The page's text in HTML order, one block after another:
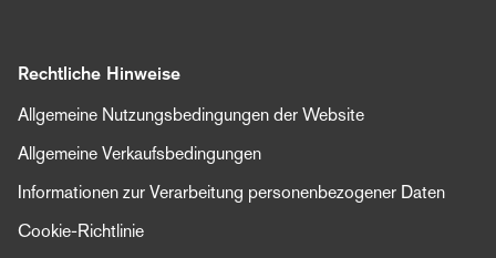
Rechtliche Hinweise
Allgemeine Nutzungsbedingungen der Website
Allgemeine Verkaufsbedingungen
Informationen zur Verarbeitung personenbezogener Daten
Cookie-Richtlinie